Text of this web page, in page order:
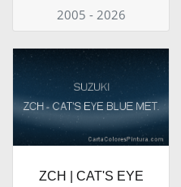
2005 - 2026
ZCH | CAT'S EYE